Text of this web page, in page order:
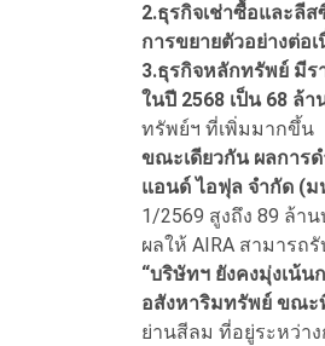
2.ธุรกิจเช่าซื้อและลี
การขยายตัวอย่างต่อ
3.ธุรกิจหลักทรัพย์ มีร
ในปี 2568 เป็น 68 ล้
ทรัพย์ฯ ที่เพิ่มมากขึ้น
ขณะเดียวกัน ผลการ
แอนด์ ไอฟุล จำกัด (
1/2569 สูงถึง 89 ล้า
ผลให้ AIRA สามารถ
“บริษัทฯ ยังคงมุ่งเน้
อสังหาริมทรัพย์ ขณ
ย่านสีลม ที่อยู่ระหว่า